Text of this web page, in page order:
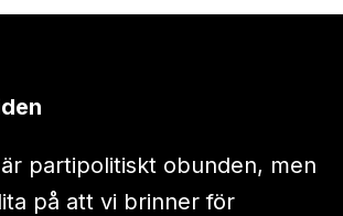
partipolitiskt obunden, men
på att vi brinner för